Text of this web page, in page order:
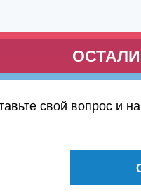
свой вопрос и